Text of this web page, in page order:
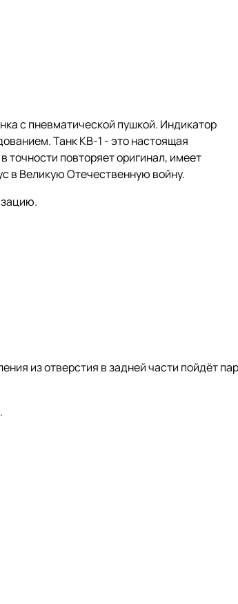
с пневматической пушкой. Индикатор
Танк КВ-1 - это настоящая
точности повторяет оригинал, имеет
в Великую Отечественную войну.
из отверстия в задней части пойдёт